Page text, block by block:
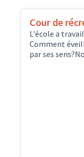
Cour de
L'école a
Comment
par ses